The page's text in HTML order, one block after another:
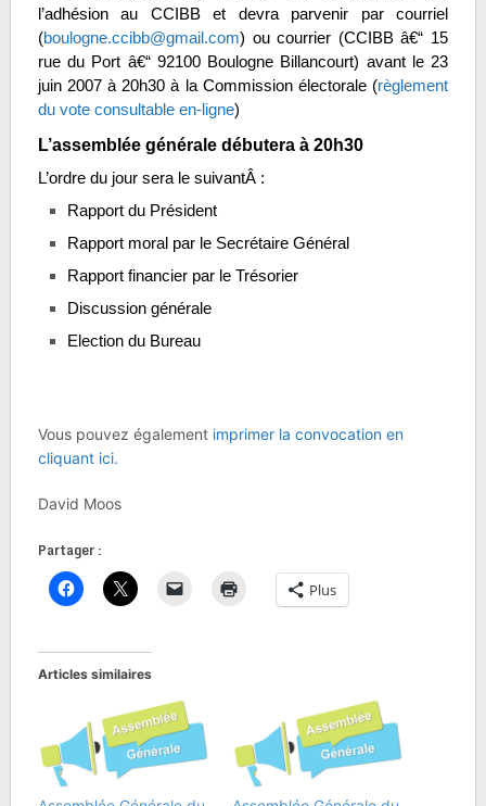
l’adhésion au CCIBB et devra parvenir par courriel
(boulogne.ccibb@gmail.com) ou courrier (CCIBB â€“ 15
rue du Port â€“ 92100 Boulogne Billancourt) avant le 23
juin 2007 à 20h30 à la Commission électorale (règlement
du vote consultable en-ligne)
L’assemblée générale débutera à 20h30
L’ordre du jour sera le suivantÂ :
Rapport du Président
Rapport moral par le Secrétaire Général
Rapport financier par le Trésorier
Discussion générale
Election du Bureau
Vous pouvez également imprimer la convocation en
cliquant ici.
David Moos
Partager :
Plus
Articles similaires